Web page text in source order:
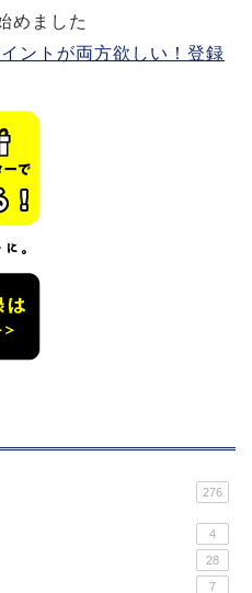
めました
ントが両方欲しい！登録
276
4
28
7